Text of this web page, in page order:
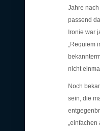
Jahre
passend
Ironie war
„Requiem
nicht
Noch
sein, die
„einfachen